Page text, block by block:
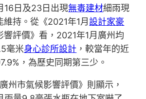
16日及23日出現無毒建材細雨現
維持。從《2021年1月設計家豪
響評價》看，2021年1月廣州均
毫米身心診所設計 ，較當年的近
，為歷史同期第三少。
州市氣候影響評價》則顯示，